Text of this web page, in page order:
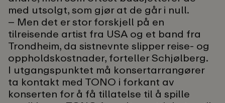
med utsolgt, som gjør at de går i null.
– Men det er stor forskjell på en
tilreisende artist fra USA og et band fra
Trondheim, da sistnevnte slipper reise- og
oppholdskostnader, forteller Schjølberg.
I utgangspunktet må konsertarrangører
ta kontakt med TONO i forkant av
konserten for å få tillatelse til å spille